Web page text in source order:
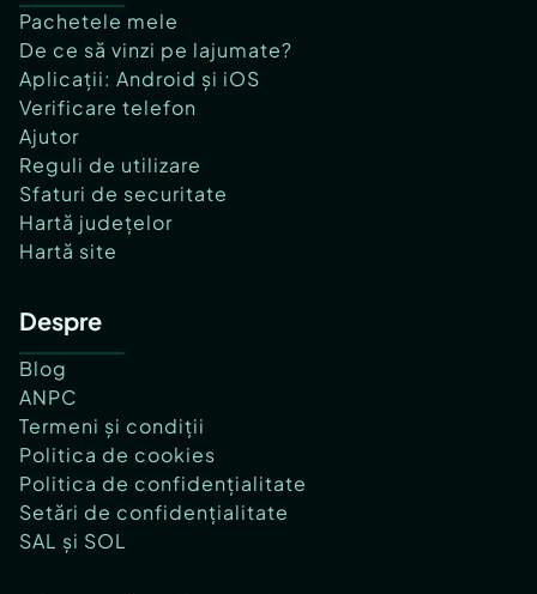
Pachetele mele
De ce să vinzi pe lajumate?
Aplicații: Android și iOS
Verificare telefon
Ajutor
Reguli de utilizare
Sfaturi de securitate
Hartă județelor
Hartă site
Despre
Blog
ANPC
Termeni și condiții
Politica de cookies
Politica de confidențialitate
Setări de confidențialitate
SAL și SOL